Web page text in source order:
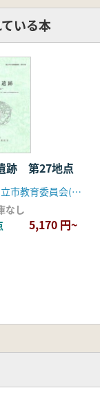
容紹介>
時代前期(諸磯b
いる本
跡 第27地点
東京都国立市教育委員会(国立あおやぎ会)
なし
5,170 円~